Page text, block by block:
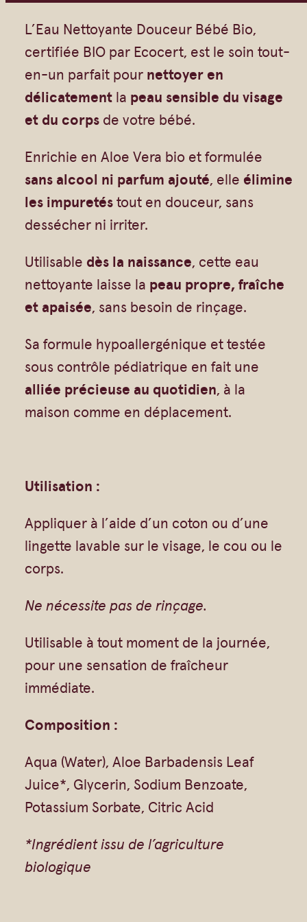
Vrac
Authentiques
Savons moulés
Beurre de Karité
Végétales
Barres détachantes
Savon Noir
Savons sur corde
Argiles
Crèmes visages
Eaux florales
Exfoliants
Gommages
Huiles à massage
Hydratants
Savons en barre
Huiles
Savons sur corde
Gommages
Savons en barre
Huiles
Shampoings
Livres
L’Eau Nettoyante Douceur Bébé Bio,
certifiée BIO par Ecocert, est le soin tout-
en-un parfait pour nettoyer en
délicatement la peau sensible du visage
et du corps de votre bébé.
Enrichie en Aloe Vera bio et formulée
sans alcool ni parfum ajouté, elle élimine
les impuretéstout en douceur, sans
dessécher ni irriter.
Utilisable dès la naissance, cette eau
nettoyante laisse la peau propre, fraîche
et apaisée, sans besoin de rinçage.
Sa formule hypoallergénique et testée
sous contrôle pédiatrique en fait une
alliée précieuse au quotidien, à la
maison comme en déplacement.
Utilisation :
Appliquer à l’aide d’un coton ou d’une
lingette lavable sur le visage, le cou ou le
corps.
Ne nécessite pas de rinçage.
Utilisable à tout moment de la journée,
pour une sensation de fraîcheur
immédiate.
Composition :
Aqua (Water), Aloe Barbadensis Leaf
Juice*, Glycerin, Sodium Benzoate,
Potassium Sorbate, Citric Acid
*Ingrédient issu de l’agriculture
biologique
n
t
i
t
é
e
E
a
u
e
t
t
o
y
a
n
–
i
s
a
e
&
C
o
p
–
D
o
u
c